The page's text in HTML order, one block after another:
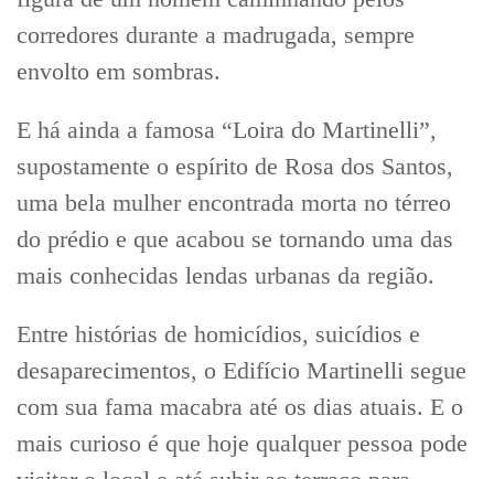
corredores durante a madrugada, sempre
envolto em sombras.
E há ainda a famosa “Loira do Martinelli”,
supostamente o espírito de Rosa dos Santos,
uma bela mulher encontrada morta no térreo
do prédio e que acabou se tornando uma das
mais conhecidas lendas urbanas da região.
Entre histórias de homicídios, suicídios e
desaparecimentos, o Edifício Martinelli segue
com sua fama macabra até os dias atuais. E o
mais curioso é que hoje qualquer pessoa pode